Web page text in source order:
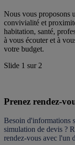
Nous vous proposons
convivialité et
habitation, santé,
à vous écouter et à
votre budget.
Slide 1 sur 2
Prenez rendez-
Besoin d'informations
simulation de devis ?
rendez-vous avec l'un